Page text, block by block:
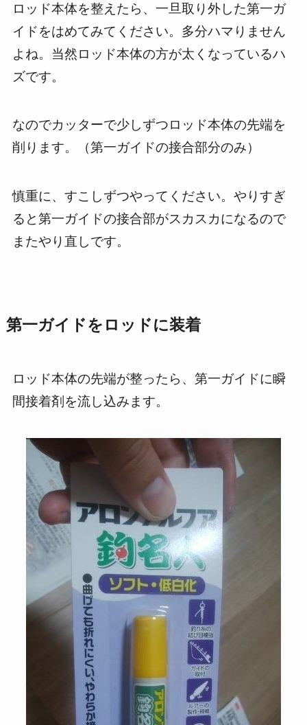
ロッド本体を整えたら、一旦取り外した第一ガ
イドをはめてみてください。多分ハマりません
よね。当然ロッド本体の方が太くなっているハ
ズです。
なのでカッターで少しずつロッド本体の先端を
削ります。（第一ガイドの接合部分のみ）
慎重に、すこしずつやってください。やりすぎ
ると第一ガイドの接合部がスカスカになるので
またやり直しです。
第一ガイドをロッドに装着
ロッド本体の先端が整ったら、第一ガイドに瞬
間接着剤を流し込みます。